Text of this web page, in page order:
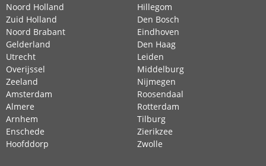
Noord Holland
Zuid Holland
Noord Brabant
Gelderland
Utrecht
Overijssel
Zeeland
Amsterdam
Almere
Arnhem
Enschede
Hoofddorp
Hillegom
Den Bosch
Eindhoven
Den Haag
Leiden
Middelburg
Nijmegen
Roosendaal
Rotterdam
Tilburg
Zierikzee
Zwolle